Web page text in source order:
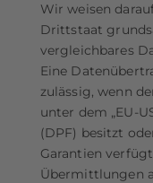
Wir weisen
Drittstaat
vergleichbares
Eine
zulässig, wenn
unter dem „EU-
(DPF) besitzt
Garantien
Übermittlungen